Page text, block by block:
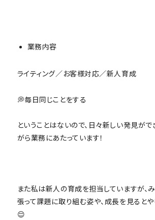
業務内容
ライティング／お客様対応／新人育成
💭毎日同じことをする
ということはないので、日々新しい発見がで
がら業務にあたっています！
また私は新人の育成を担当していますが、
張って課題に取り組む姿や、成長を見ると
😌